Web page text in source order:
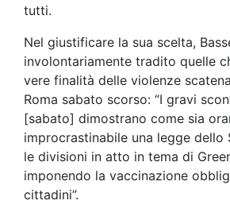
tutti.
Nel giustificare la sua scelta,
involontariamente tradito quelle
vere finalità delle violenze
Roma sabato scorso: “I gravi
[sabato] dimostrano come sia
improcrastinabile una legge dello
le divisioni in atto in tema di
imponendo la vaccinazione
cittadini”.